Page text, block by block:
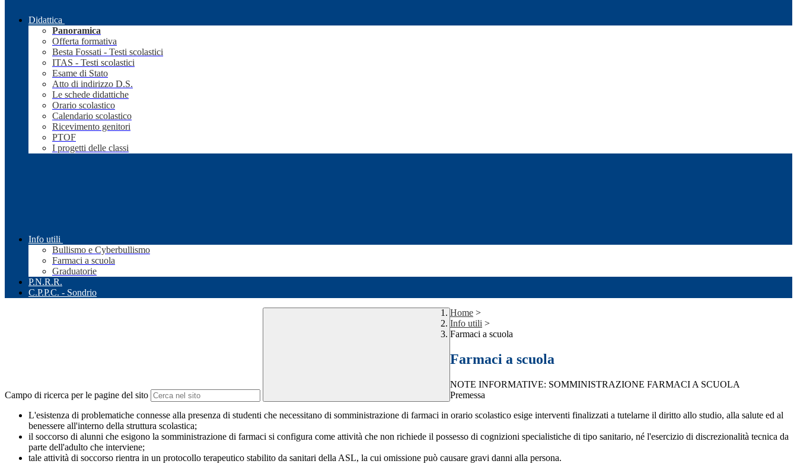
Didattica
Panoramica
Offerta formativa
Besta Fossati - Testi scolastici
ITAS - Testi scolastici
Esame di Stato
Atto di indirizzo D.S.
Le schede didattiche
Orario scolastico
Calendario scolastico
Ricevimento genitori
PTOF
I progetti delle classi
Info utili
Bullismo e Cyberbullismo
Farmaci a scuola
Graduatorie
P.N.R.R.
C.P.P.C. - Sondrio
Campo di ricerca per le pagine del sito
Home >
Info utili >
Farmaci a scuola
Farmaci a scuola
NOTE INFORMATIVE: SOMMINISTRAZIONE FARMACI A SCUOLA
Premessa
L'esistenza di problematiche connesse alla presenza di studenti che necessitano di somministrazione di farmaci in orario scolastico esige interventi finalizzati a tutelarne il diritto allo studio, alla salute ed al
benessere all'interno della struttura scolastica;
il soccorso di alunni che esigono la somministrazione di farmaci si configura come attività che non richiede il possesso di cognizioni specialistiche di tipo sanitario, né l'esercizio di discrezionalità tecnica da
parte dell'adulto che interviene;
tale attività di soccorso rientra in un protocollo terapeutico stabilito da sanitari della ASL, la cui omissione può causare gravi danni alla persona.